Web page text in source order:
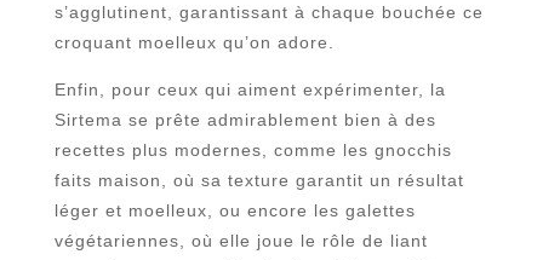
s’agglutinent, garantissant à chaque bouchée ce
croquant moelleux qu’on adore.
Enfin, pour ceux qui aiment expérimenter, la
Sirtema se prête admirablement bien à des
recettes plus modernes, comme les gnocchis
faits maison, où sa texture garantit un résultat
léger et moelleux, ou encore les galettes
végétariennes, où elle joue le rôle de liant